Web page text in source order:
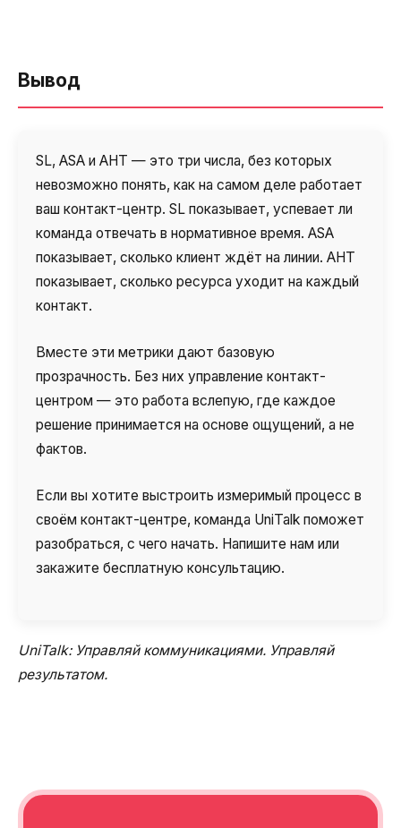
Вывод
SL, ASA и AHT — это три числа, без которых
невозможно понять, как на самом деле работает
ваш контакт-центр. SL показывает, успевает ли
команда отвечать в нормативное время. ASA
показывает, сколько клиент ждёт на линии. AHT
показывает, сколько ресурса уходит на каждый
контакт.
Вместе эти метрики дают базовую
прозрачность. Без них управление контакт-
центром — это работа вслепую, где каждое
решение принимается на основе ощущений, а не
фактов.
Если вы хотите выстроить измеримый процесс в
своём контакт-центре, команда UniTalk поможет
разобраться, с чего начать. Напишите нам или
закажите бесплатную консультацию.
UniTalk: Управляй коммуникациями. Управляй
результатом.